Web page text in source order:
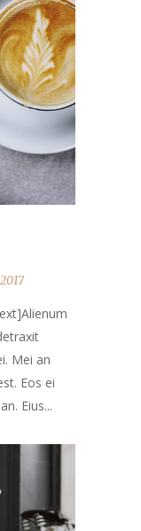
Mei an
Eos ei
Eius...